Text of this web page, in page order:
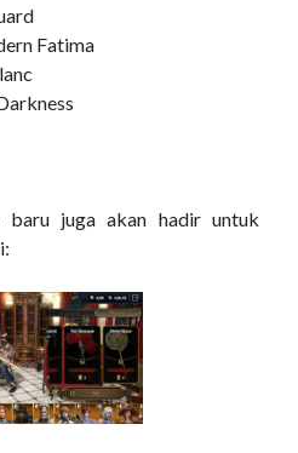
Fatima
baru juga akan hadir untuk